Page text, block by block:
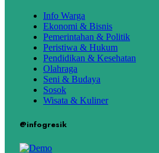
Info Warga
Ekonomi & Bisnis
Pemerintahan & Politik
Peristiwa & Hukum
Pendidikan & Kesehatan
Olahraga
Seni & Budaya
Sosok
Wisata & Kuliner
@infogresik